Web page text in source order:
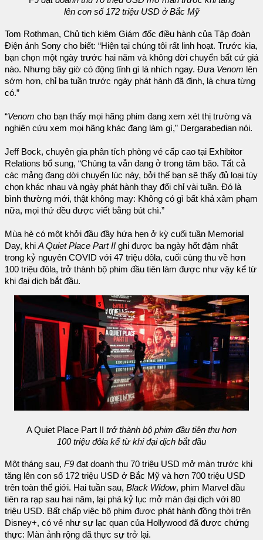
lên con số 172 triệu USD ở Bắc Mỹ
Tom Rothman, Chủ tịch kiêm Giám đốc điều hành của Tập đoàn
Điện ảnh Sony cho biết: “Hiện tại chúng tôi rất linh hoạt. Trước kia,
bạn chọn một ngày trước hai năm và không dời chuyển bất cứ giá
nào. Nhưng bây giờ có động tĩnh gì là nhích ngay. Đưa Venom lên
sớm hơn, chỉ ba tuần trước ngày phát hành đã định, là chưa từng
có.”
“Venom cho bạn thấy mọi hãng phim đang xem xét thị trường và
nghiên cứu xem mọi hãng khác đang làm gì,” Dergarabedian nói.
Jeff Bock, chuyên gia phân tích phòng vé cấp cao tại Exhibitor
Relations bổ sung, “Chúng ta vẫn đang ở trong tâm bão. Tất cả
các mảng đang dời chuyển lúc này, bởi thế bạn sẽ thấy đủ loại tùy
chọn khác nhau và ngày phát hành thay đổi chỉ vài tuần. Đó là
bình thường mới, thật không may: Không có gì bất khả xâm phạm
nữa, mọi thứ đều được viết bằng bút chì.”
Mùa hè có một khởi đầu đầy hứa hẹn ở kỳ cuối tuần Memorial
Day, khi A Quiet Place Part II ghi được ba ngày hốt đậm nhất
trong kỷ nguyên COVID với 47 triệu đôla, cuối cùng thu về hơn
100 triệu đôla, trở thành bộ phim đầu tiên làm được như vậy kể từ
khi đại dịch bắt đầu.
A Quiet Place Part II
trở thành bộ phim đầu tiên thu hơn
100 triệu đôla kể từ khi đại dịch bắt đầu
Một tháng sau, F9 đạt doanh thu 70 triệu USD mở màn trước khi
tăng lên con số 172 triệu USD ở Bắc Mỹ và hơn 700 triệu USD
trên toàn thế giới. Hai tuần sau, Black Widow, phim Marvel đầu
tiên ra rạp sau hai năm, lại phá kỷ lục mở màn đại dịch với 80
triệu USD. Bất chấp việc bộ phim được phát hành đồng thời trên
Disney+, có vẻ như sự lạc quan của Hollywood đã được chứng
thực: Màn ảnh rộng đã thực sự trở lại.